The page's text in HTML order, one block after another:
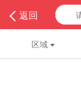
返回
区域